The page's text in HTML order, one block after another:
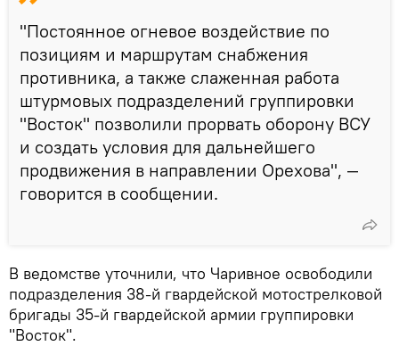
"Постоянное огневое воздействие по
позициям и маршрутам снабжения
противника, а также слаженная работа
штурмовых подразделений группировки
"Восток" позволили прорвать оборону ВСУ
и создать условия для дальнейшего
продвижения в направлении Орехова", —
говорится в сообщении.
В ведомстве уточнили, что Чаривное освободили
подразделения 38-й гвардейской мотострелковой
бригады 35-й гвардейской армии группировки
"Восток".